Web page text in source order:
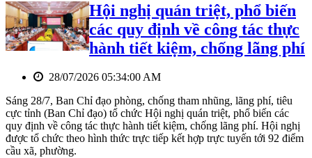
Hội nghị quán triệt, phổ biến
các quy định về công tác thực
hành tiết kiệm, chống lãng phí
28/07/2026 05:34:00 AM
Sáng 28/7, Ban Chỉ đạo phòng, chống tham nhũng, lãng phí, tiêu
cực tỉnh (Ban Chỉ đạo) tổ chức Hội nghị quán triệt, phổ biến các
quy định về công tác thực hành tiết kiệm, chống lãng phí. Hội nghị
được tổ chức theo hình thức trực tiếp kết hợp trực tuyến tới 92 điểm
cầu xã, phường.